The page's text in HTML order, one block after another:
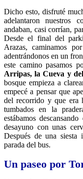
Dicho esto, disfruté
adelantaron nuestros
andaban, casi corrían,
Desde el final del
Arazas, caminamos
adentrándonos en un
este camino pasamos
Arripas, la Cueva y
bosque empieza a
empecé a pensar que
del recorrido y que era
tumbados en la
estábamos
desayuno con unas
Después de una siesta
parada del bus.
Un paseo por